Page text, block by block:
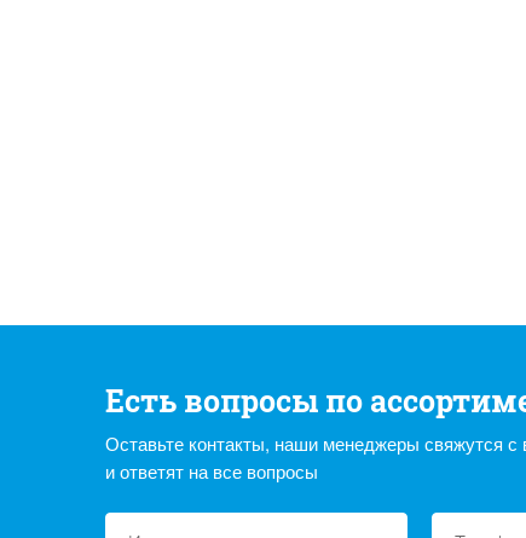
Есть вопросы по
Оставьте контакты, наши менеджеры свяжутся с
и ответят на все вопросы